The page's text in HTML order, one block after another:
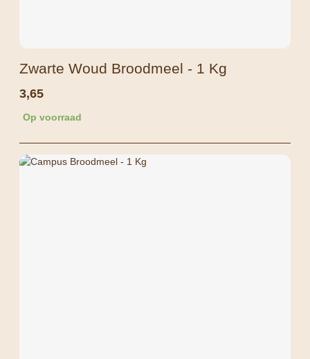
Zwarte Woud Broodmeel - 1 Kg
3,65
Op voorraad